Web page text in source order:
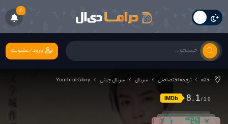
6
ورود/عضویت
خانه ترجمه اختصاصی سریال سریال چینی Youthful Glory
IMDb 8.1